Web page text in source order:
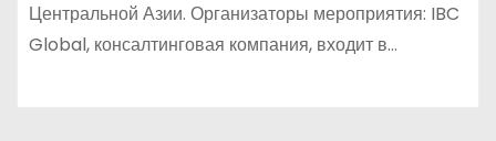
Центральной Азии. Организаторы мероприятия: IBC
Global, консалтинговая компания, входит в…